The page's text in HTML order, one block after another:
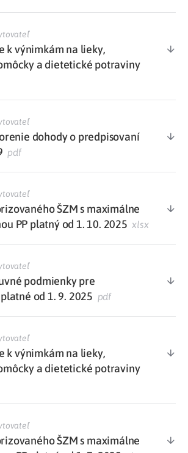
k výnimkám na lieky,
a dietetické potraviny
dohody o predpisovaní
pdf
ŠZM s maximálne
PP platný od 1. 10. 2025 xlsx
podmienky pre
od 1. 9. 2025 pdf
k výnimkám na lieky,
a dietetické potraviny
ŠZM s maximálne